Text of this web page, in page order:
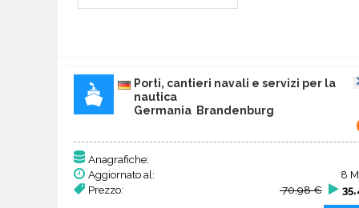
Porti, cantieri navali e servizi per la
nautica
Germania Brandenburg
Anagrafiche:
Aggiornato al:
8
Prezzo:
70,98 €